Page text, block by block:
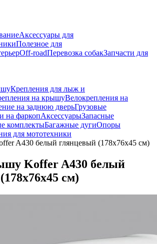
Аксессуары для
Полезное для
Off-roadПеревозка собакЗапчасти для
Крепления для лыж и
на крышуВелокрепления на
на заднюю дверьГрузовые
на фаркопАксессуарыЗапасные
комплектыБагажные дугиОпоры
для мототехники
A430 белый глянцевый (178x76x45 см)
Koffer A430 белый
см)